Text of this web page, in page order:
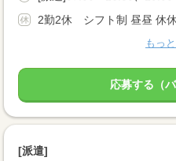
もっ
応募する（
[派遣]